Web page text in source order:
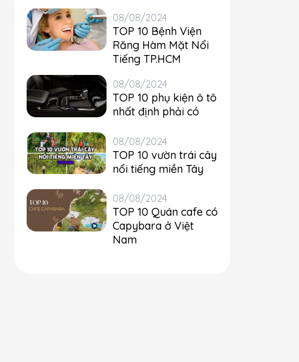
08/08/2024
TOP 10 Bệnh Viện
Răng Hàm Mặt Nổi
Tiếng TP.HCM
08/08/2024
TOP 10 phụ kiện ô tô
nhất định phải có
08/08/2024
TOP 10 vườn trái cây
nổi tiếng miền Tây
08/08/2024
TOP 10 Quán cafe có
Capybara ở Việt
Nam